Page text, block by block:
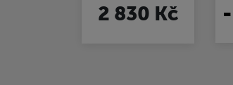
2 830 Kč -